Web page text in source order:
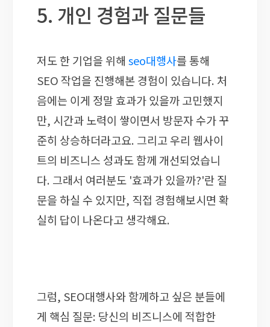
5. 개인 경험과 질문들
저도 한 기업을 위해 seo대행사를 통해
SEO 작업을 진행해본 경험이 있습니다. 처
음에는 이게 정말 효과가 있을까 고민했지
만, 시간과 노력이 쌓이면서 방문자 수가 꾸
준히 상승하더라고요. 그리고 우리 웹사이
트의 비즈니스 성과도 함께 개선되었습니
다. 그래서 여러분도 '효과가 있을까?'란 질
문을 하실 수 있지만, 직접 경험해보시면 확
실히 답이 나온다고 생각해요.
그럼, SEO대행사와 함께하고 싶은 분들에
게 핵심 질문: 당신의 비즈니스에 적합한